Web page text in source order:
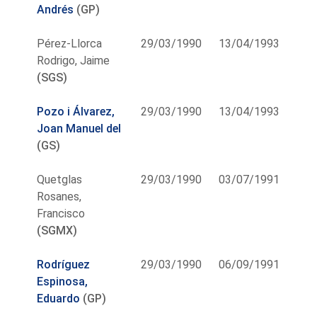
Andrés (GP)
Pérez-Llorca
Rodrigo, Jaime
(SGS)
29/03/1990 13/04/1993
Pozo i Álvarez,
Joan Manuel del
(GS)
29/03/1990 13/04/1993
Quetglas
Rosanes,
Francisco
(SGMX)
29/03/1990 03/07/1991
Rodríguez
Espinosa,
Eduardo (GP)
29/03/1990 06/09/1991